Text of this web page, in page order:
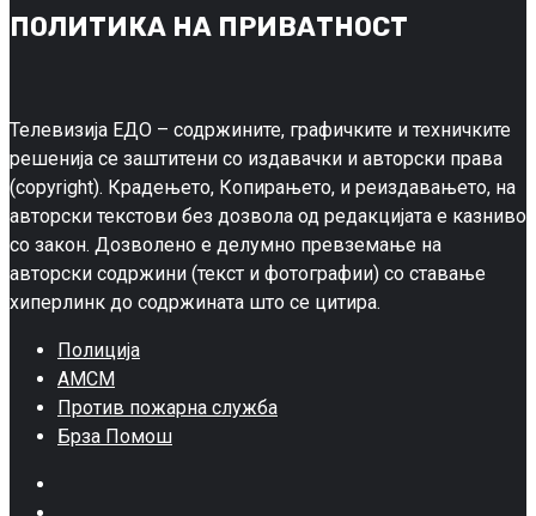
ПОЛИТИКА НА ПРИВАТНОСТ
Телевизија ЕДО – содржините, графичките и техничките
решенија се заштитени со издавачки и авторски права
(copyright). Крадењето, Копирањето, и реиздавањето, на
авторски текстови без дозвола од редакцијата е казниво
со закон. Дозволено е делумно превземање на
авторски содржини (текст и фотографии) со ставање
хиперлинк до содржината што се цитира.
Полиција
АМСМ
Против пожарна служба
Брза Помош